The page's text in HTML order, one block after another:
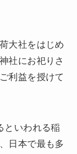
大社をはじめ
社にお祀りさ
利益を授けて
といわれる稲
日本で最も多